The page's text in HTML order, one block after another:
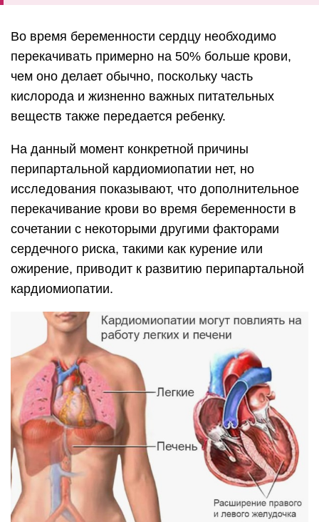
Во время беременности сердцу необходимо
перекачивать примерно на 50% больше крови,
чем оно делает обычно, поскольку часть
кислорода и жизненно важных питательных
веществ также передается ребенку.
На данный момент конкретной причины
перипартальной кардиомиопатии нет, но
исследования показывают, что дополнительное
перекачивание крови во время беременности в
сочетании с некоторыми другими факторами
сердечного риска, такими как курение или
ожирение, приводит к развитию перипартальной
кардиомиопатии.